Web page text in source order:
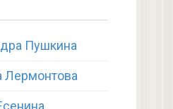
Пушкина
Лермонтова